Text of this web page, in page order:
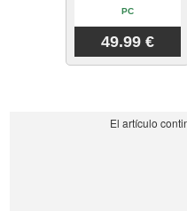
PC
49.99 €